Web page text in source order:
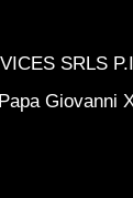
SRLS
Giovanni